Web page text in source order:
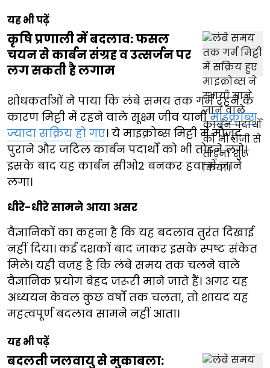
यह भी पढ़ें
कृषि प्रणाली में बदलाव: फसल
चयन से कार्बन संग्रह व उत्सर्जन पर
लग सकती है लगाम
शोधकर्ताओं ने पाया कि लंबे समय तक गर्म रहने के
कारण मिट्टी में रहने वाले सूक्ष्म जीव यानीमाइक्रोब्स
ज्यादा सक्रिय हो गए। ये माइक्रोब्स मिट्टी में मौजूद
पुराने और जटिल कार्बन पदार्थों को भी तोड़ने लगे।
इसके बाद यह कार्बन सीओ2 बनकर हवा में जाने
लगा।
धीरे-धीरे सामने आया असर
वैज्ञानिकों का कहना है कि यह बदलाव तुरंत दिखाई
नहीं दिया। कई दशकों बाद जाकर इसके स्पष्ट संकेत
मिले। यही वजह है कि लंबे समय तक चलने वाले
वैज्ञानिक प्रयोग बेहद जरूरी माने जाते हैं। अगर यह
अध्ययन केवल कुछ वर्षों तक चलता, तो शायद यह
महत्वपूर्ण बदलाव सामने नहीं आता।
यह भी पढ़ें
बदलती जलवायु से मुकाबला: